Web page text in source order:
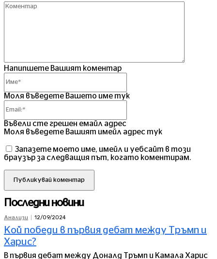
Напипшете Вашият коментар
Моля въведете Вашето име тук
Въвели сте грешен емайл адрес
Моля въведете Вашият имейл адрес тук
Запазете моето име, имейл и уебсайт в този
браузър за следващия път, когато коментирам.
Последни новини
Анализи 12/09/2024
Кой победи в първия дебат между Тръмп и
Харис?
В първия дебат между Доналд Тръмп и Камала Харис